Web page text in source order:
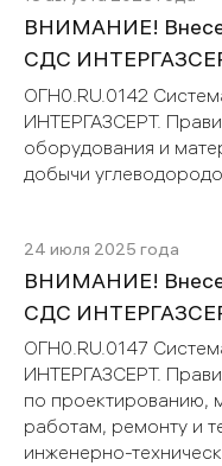
ВНИМАНИЕ!
СДС
ОГН0.RU.0142
ИНТЕРГАЗСЕРТ.
оборудования и
добычи
24 июля 2025 года
ВНИМАНИЕ!
СДС
ОГН0.RU.0147
ИНТЕРГАЗСЕРТ.
по проектированию,
работам, ремонту и
инженерно-